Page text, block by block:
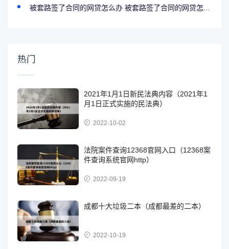
被套路签了合同的网贷怎么办 被套路签了合同的网贷怎...
热门
2021年1月1日新民法典内容（2021年1
月1日正式实施的民法典）
2022-10-02
法院案件查询12368官网入口（12368案
件查询系统官网http）
2022-09-19
成都十大垃圾二本（成都最差的二本）
2022-10-19